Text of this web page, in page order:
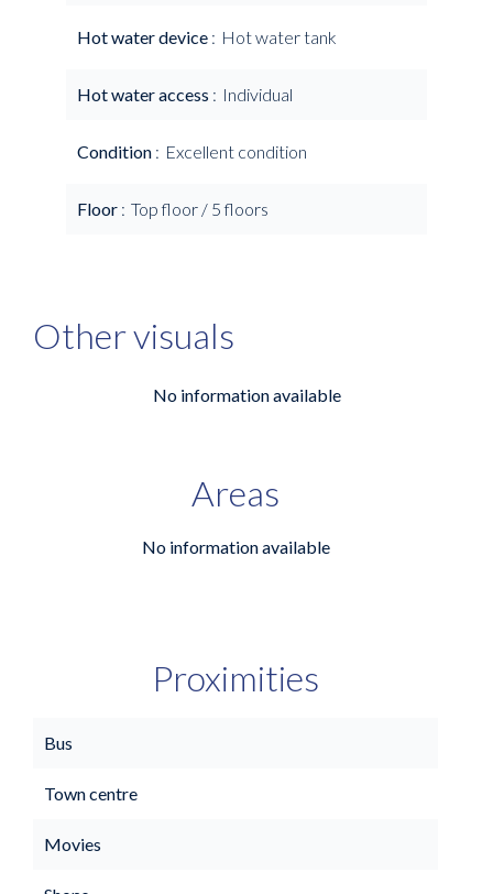
Hot water device Hot water tank
Hot water access Individual
Condition Excellent condition
Floor Top floor / 5 floors
Other visuals
No information available
Areas
No information available
Proximities
Bus
Town centre
Movies